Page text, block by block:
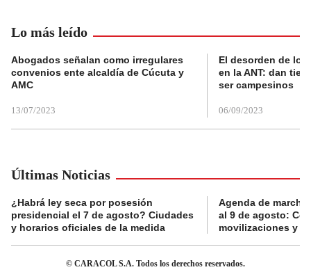
Lo más leído
Abogados señalan como irregulares
convenios ente alcaldía de Cúcuta y
AMC
13/07/2023
El desorden de
en la ANT: dan
ser campesinos
06/09/2023
Últimas Noticias
¿Habrá ley seca por posesión
presidencial el 7 de agosto? Ciudades
y horarios oficiales de la medida
Agenda de
al 9 de agosto:
movilizaciones y
© CARACOL S.A. Todos los derechos reservados.